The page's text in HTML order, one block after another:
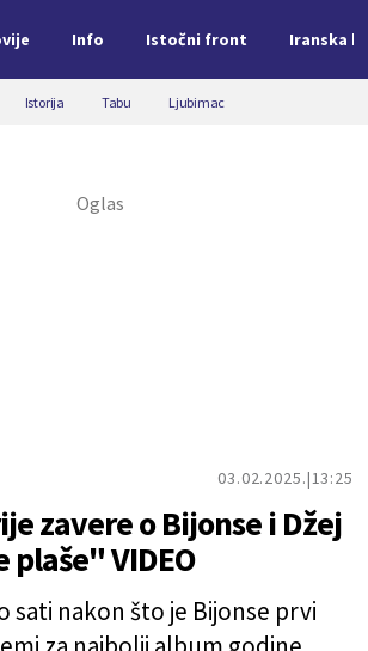
Info Istočni front Iranska
Istorija Tabu Ljubimac
03.02.2025. 13:25
zavere o Bijonse i Džej
plaše" VIDEO
sati nakon što je Bijonse prvi